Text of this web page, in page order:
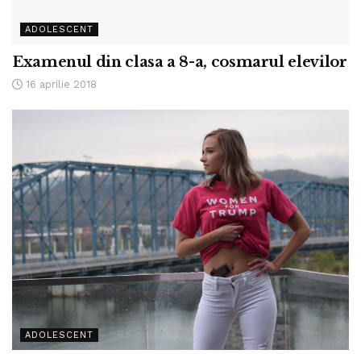
ADOLESCENT
Examenul din clasa a 8-a, cosmarul elevilor
16 aprilie 2018
ADOLESCENT